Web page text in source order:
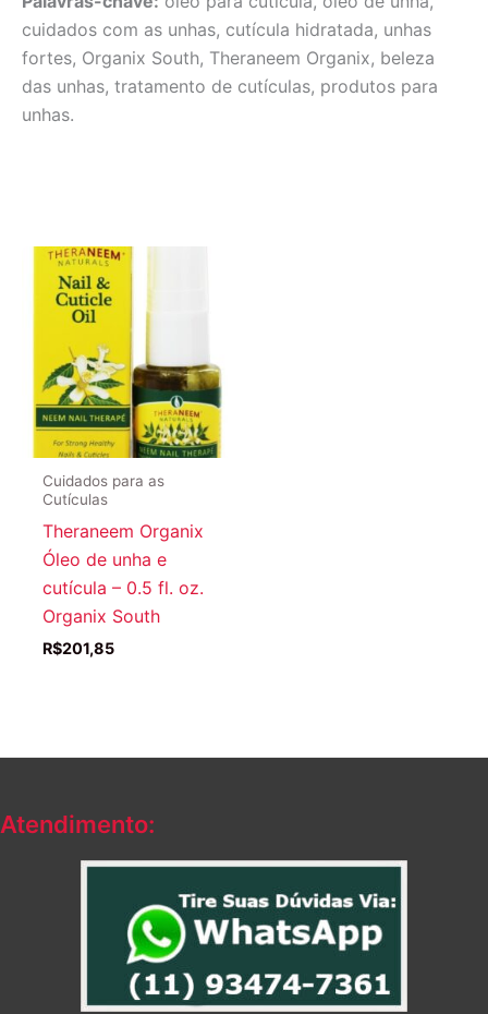
cuidados com as unhas, cutícula hidratada, unhas
fortes, Organix South, Theraneem Organix, beleza
das unhas, tratamento de cutículas, produtos para
unhas.
Cuidados para as
Cutículas
Theraneem Organix
Óleo de unha e
cutícula – 0.5 fl. oz.
Organix South
R$201,85
Atendimento: